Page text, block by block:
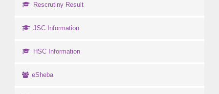
Rescrutiny Result
JSC Information
HSC Information
eSheba